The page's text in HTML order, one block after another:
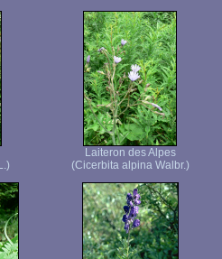
Laiteron des Alpes
(Cicerbita alpina Walbr.)